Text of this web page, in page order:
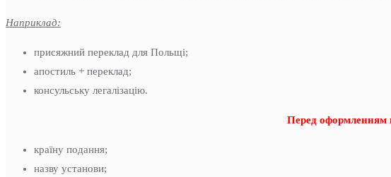
Наприклад:
присяжний переклад для Польщі;
апостиль + переклад;
консульську легалізацію.
Перед оформленням
країну подання;
назву установи;